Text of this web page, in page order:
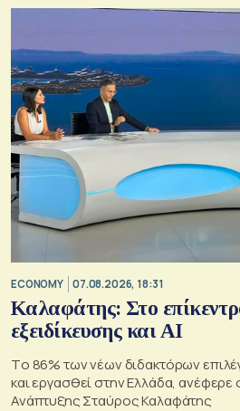
ECONOMY 07.08.2026, 18:31
Καλαφάτης: Στο
εξειδίκευσης και AI
Tο 86% των νέων διδακτόρων
και εργασθεί στην Ελλάδα,
Ανάπτυξης Σταύρος Καλαφάτης